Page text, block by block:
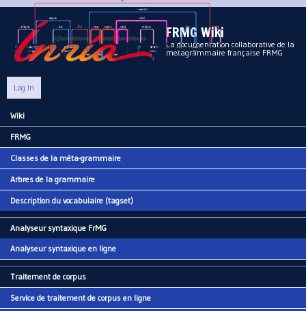
Aller au contenu principal
FRMG Wiki
La documentation collaborative de la
metagrammaire française FRMG
Log In
Main menu
Wiki
FRMG
Classes de la méta-grammaire
Arbres de la grammaire
Description du vocabulaire (tagset)
Analyseur syntaxique FrMG
Analyseur syntaxique en ligne
Traitement de corpus
Service de traitement de corpus en ligne